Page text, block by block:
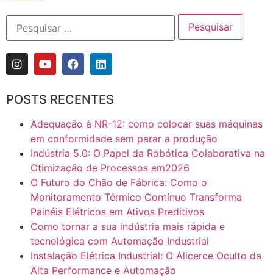
POSTS RECENTES
Adequação à NR-12: como colocar suas máquinas
em conformidade sem parar a produção
Indústria 5.0: O Papel da Robótica Colaborativa na
Otimização de Processos em2026
O Futuro do Chão de Fábrica: Como o
Monitoramento Térmico Contínuo Transforma
Painéis Elétricos em Ativos Preditivos
Como tornar a sua indústria mais rápida e
tecnológica com Automação Industrial
Instalação Elétrica Industrial: O Alicerce Oculto da
Alta Performance e Automação